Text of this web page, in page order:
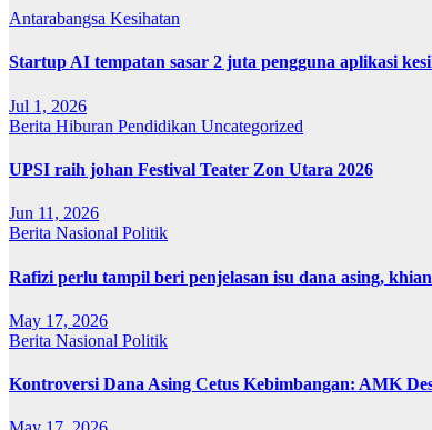
Antarabangsa Kesihatan
Startup AI tempatan sasar 2 juta pengguna aplikasi
Jul 1, 2026
Berita Hiburan Pendidikan Uncategorized
UPSI raih johan Festival Teater Zon Utara 2026
Jun 11, 2026
Berita Nasional Politik
Rafizi perlu tampil beri penjelasan isu dana asing,
May 17, 2026
Berita Nasional Politik
Kontroversi Dana Asing Cetus Kebimbangan: AMK